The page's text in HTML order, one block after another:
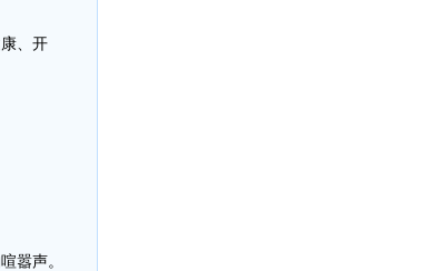
、开
嚣声。